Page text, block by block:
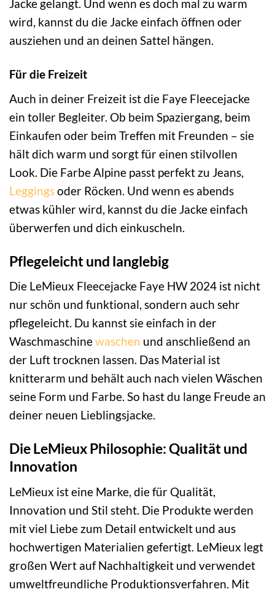
Jacke gelangt. Und wenn es doch mal zu warm
wird, kannst du die Jacke einfach öffnen oder
ausziehen und an deinen Sattel hängen.
Für die Freizeit
Auch in deiner Freizeit ist die Faye Fleecejacke
ein toller Begleiter. Ob beim Spaziergang, beim
Einkaufen oder beim Treffen mit Freunden – sie
hält dich warm und sorgt für einen stilvollen
Look. Die Farbe Alpine passt perfekt zu Jeans,
Leggingsoder Röcken. Und wenn es abends
etwas kühler wird, kannst du die Jacke einfach
überwerfen und dich einkuscheln.
Pflegeleicht und langlebig
Die LeMieux Fleecejacke Faye HW 2024 ist nicht
nur schön und funktional, sondern auch sehr
pflegeleicht. Du kannst sie einfach in der
Waschmaschinewaschen und anschließend an
der Luft trocknen lassen. Das Material ist
knitterarm und behält auch nach vielen Wäschen
seine Form und Farbe. So hast du lange Freude an
deiner neuen Lieblingsjacke.
Die LeMieux Philosophie: Qualität und
Innovation
LeMieux ist eine Marke, die für Qualität,
Innovation und Stil steht. Die Produkte werden
mit viel Liebe zum Detail entwickelt und aus
hochwertigen Materialien gefertigt. LeMieux legt
großen Wert auf Nachhaltigkeit und verwendet
umweltfreundliche Produktionsverfahren. Mit